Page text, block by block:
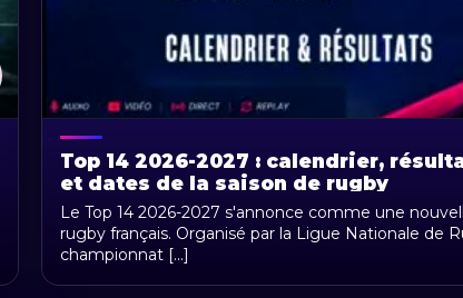
Top 14 2026-2027 : calendrier,
et dates de la saison de rugby
Le Top 14 2026-2027 s'annonce comme une
rugby français. Organisé par la Ligue Nationale de
championnat [...]